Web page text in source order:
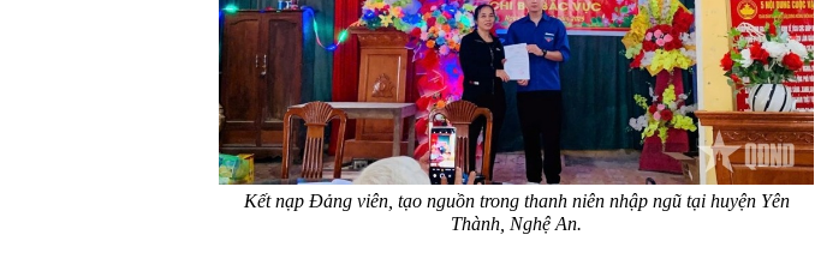
Kết nạp Đảng viên, tạo nguồn trong thanh niên nhập ngũ tại huyện Yên
Thành, Nghệ An.